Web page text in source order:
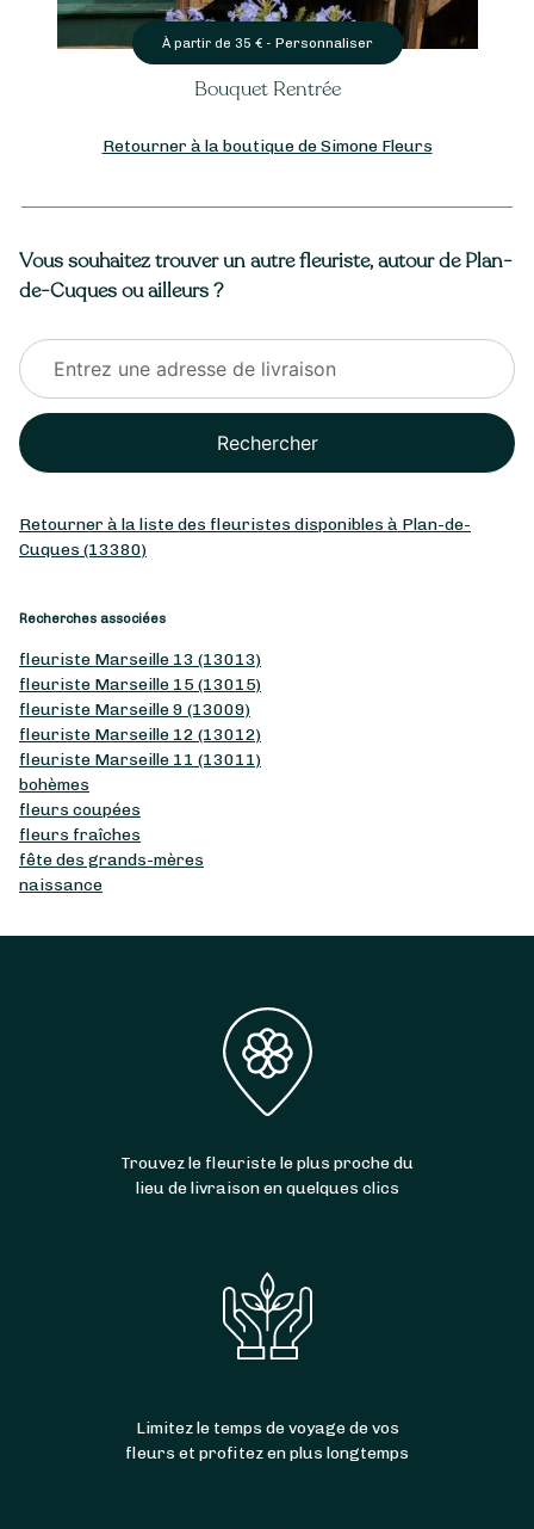
À partir de 70€ - Personnaliser
Retourner à la boutique de Simone Fleurs
Vous souhaitez trouver un autre fleuriste, autour de Plan-
de-Cuques ou ailleurs ?
Rechercher
Retourner à la liste des fleuristes disponibles à Plan-de-
Cuques (13380)
Recherches associées
fleuriste Marseille 13 (13013)
fleuriste Marseille 15 (13015)
fleuriste Marseille 9 (13009)
fleuriste Marseille 12 (13012)
fleuriste Marseille 11 (13011)
bohèmes
fleurs coupées
fleurs fraîches
fête des grands-mères
naissance
Trouvez le fleuriste le plus proche du
lieu de livraison en quelques clics
Limitez le temps de voyage de vos
fleurs et profitez en plus longtemps